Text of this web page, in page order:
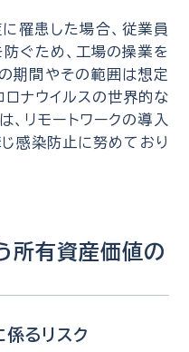
罹患した場合、従業員
ぐため、工場の操業を
期間やその範囲は想定
ロナウイルスの世界的な
、リモートワークの導入
感染防止に努めており
所有資産価値の
るリスク